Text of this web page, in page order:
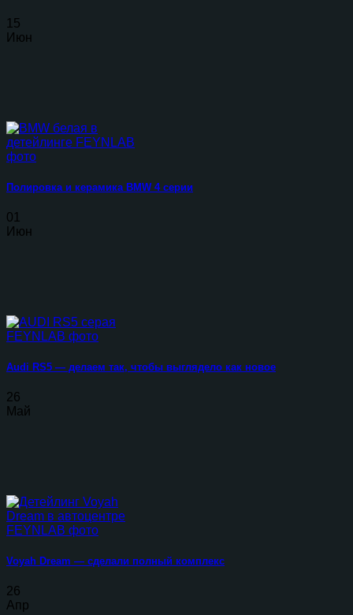
15
Июн
Полировка и керамика BMW 4 серии
01
Июн
Audi RS5 — делаем так, чтобы выглядело как новое
26
Май
Voyah Dream — сделали полный комплекс
26
Апр